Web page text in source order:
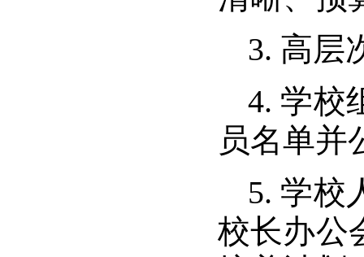
3. 高层
4. 学校
员名单并
5. 学校
校长办公